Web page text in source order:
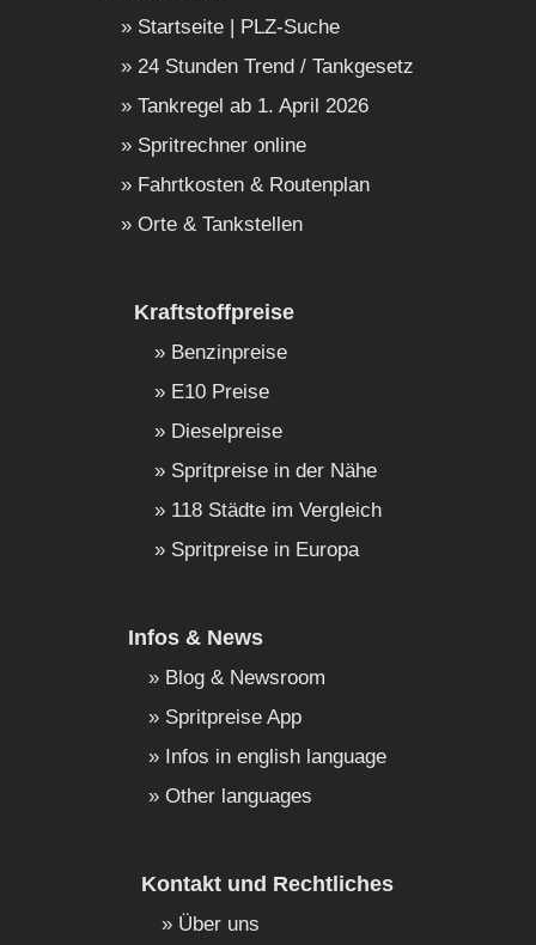
Startseite | PLZ-Suche
24 Stunden Trend / Tankgesetz
Tankregel ab 1. April 2026
Spritrechner online
Fahrtkosten & Routenplan
Orte & Tankstellen
Kraftstoffpreise
Benzinpreise
E10 Preise
Dieselpreise
Spritpreise in der Nähe
118 Städte im Vergleich
Spritpreise in Europa
Infos & News
Blog & Newsroom
Spritpreise App
Infos in english language
Other languages
Kontakt und Rechtliches
Über uns